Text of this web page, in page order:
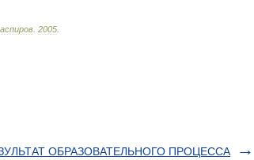
2005
ОБРАЗОВАТЕЛЬНОГО ПРОЦЕССА